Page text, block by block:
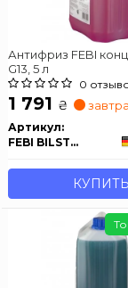
Антифриз FEBI
G13, 5 л
0
1 791 ₴ завтра
Артикул:
FEBI BILSTEIN
КУПИТЬ